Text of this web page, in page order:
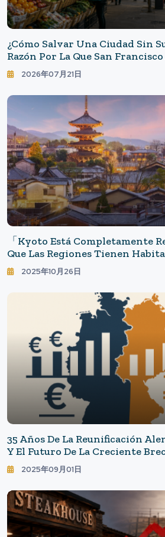
¿Cómo Salvar Una Ciudad Sin
Razón Por La Que San
"impuesto A Locales Vacíos".
2026年07月21日
「Kyoto Está Completamente
Que Las Regiones Tienen
— La Ciudad Que Perdió A Los
Y Las Razones Por Las Que No
Alojamientos Que Los
Tiempo Libre Que Reconsideran.
2025年10月26日
35 Años De La Reunificación
Y El Futuro De La Creciente
El Este Y El Oeste
2025年09月01日